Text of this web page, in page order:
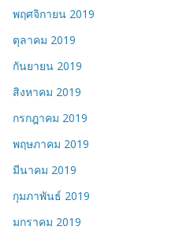
พฤศจิกายน 2019
ตุลาคม 2019
กันยายน 2019
สิงหาคม 2019
กรกฎาคม 2019
พฤษภาคม 2019
มีนาคม 2019
กุมภาพันธ์ 2019
มกราคม 2019